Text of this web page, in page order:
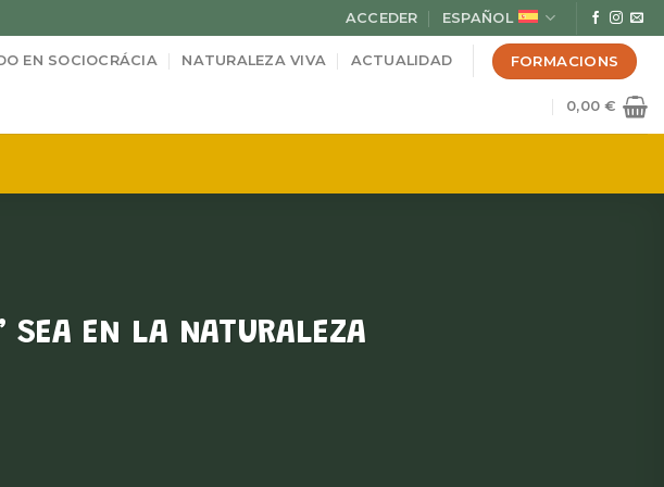
ACCEDER ESPAÑOL
EN SOCIOCRÁCIA NATURALEZA VIVA ACTUALIDAD FORMACIONS
0,00€
SEA EN LA NATURALEZA